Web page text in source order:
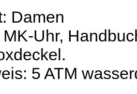
Damen
Uhr,
5 ATM